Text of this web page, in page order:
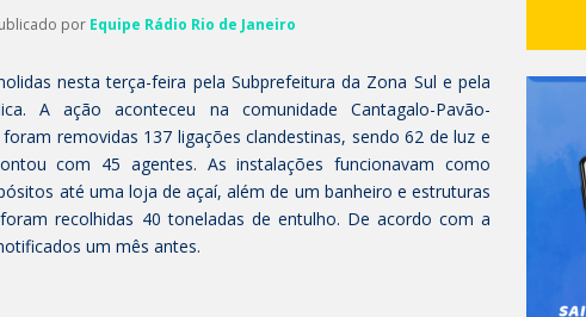
por Equipe Rádio Rio de Janeiro
nesta terça-feira pela Subprefeitura da Zona Sul e pela
A ação aconteceu na comunidade Cantagalo-Pavão-
removidas 137 ligações clandestinas, sendo 62 de luz e
com 45 agentes. As instalações funcionavam como
até uma loja de açaí, além de um banheiro e estruturas
recolhidas 40 toneladas de entulho. De acordo com a
um mês antes.